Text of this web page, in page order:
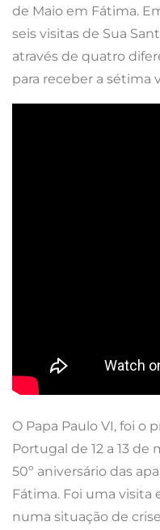
de Maio em Fátima.
seis visitas de Sua
através de quatro
para receber a sétima
O Papa Paulo VI, foi o
Portugal de 12 a 13 de
50º aniversário das
Fátima. Foi uma
numa situação de